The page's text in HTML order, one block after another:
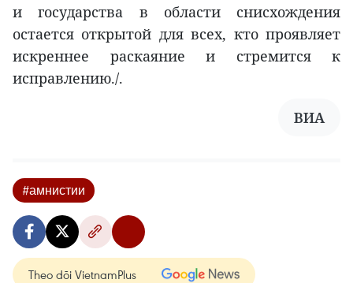
и государства в области снисхождения
остается открытой для всех, кто проявляет
искреннее раскаяние и стремится к
исправлению./.
ВИА
#амнистии
Theo dõi VietnamPlus